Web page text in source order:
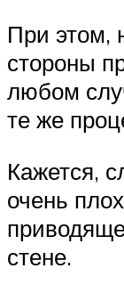
При этом,
стороны
любом
те же
Кажется,
очень
стене.